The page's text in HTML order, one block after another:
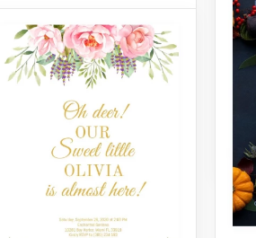
Invitación de
Halloween Vintage
Aquí tienes la invitación
más espeluznante para la
fiesta de Halloween! Pero
no te preocupes, ya que
está diseñada en buenas
tradiciones antiguas.